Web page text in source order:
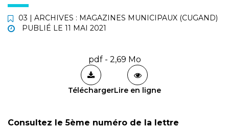
03 | ARCHIVES : MAGAZINES MUNICIPAUX (CUGAND)
PUBLIÉ LE 11 MAI 2021
pdf - 2,69 Mo
TéléchargerLire en ligne
Consultez le 5ème numéro de la lettre